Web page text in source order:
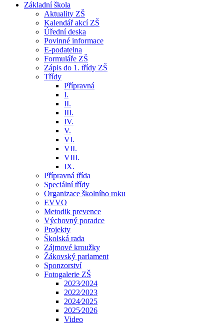
Základní škola
Aktuality ZŠ
Kalendář akcí ZŠ
Úřední deska
Povinné informace
E-podatelna
Formuláře ZŠ
Zápis do 1. třídy ZŠ
Třídy
Přípravná
I.
II.
III.
IV.
V.
VI.
VII.
VIII.
IX.
Přípravná třída
Speciální třídy
Organizace školního roku
EVVO
Metodik prevence
Výchovný poradce
Projekty
Školská rada
Zájmové kroužky
Žákovský parlament
Sponzorství
Fotogalerie ZŠ
2023⁄2024
2022⁄2023
2024⁄2025
2025⁄2026
Video